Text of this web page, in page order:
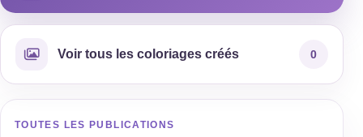
Voir tous les coloriages créés 0
TOUTES LES PUBLICATIONS